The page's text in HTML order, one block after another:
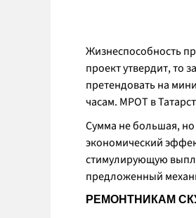
Жизнеспособность
проект утвердит, то
претендовать на
часам. МРОТ в
Сумма не большая,
экономический
стимулирующую
предложенный
РЕМОНТНИКАМ